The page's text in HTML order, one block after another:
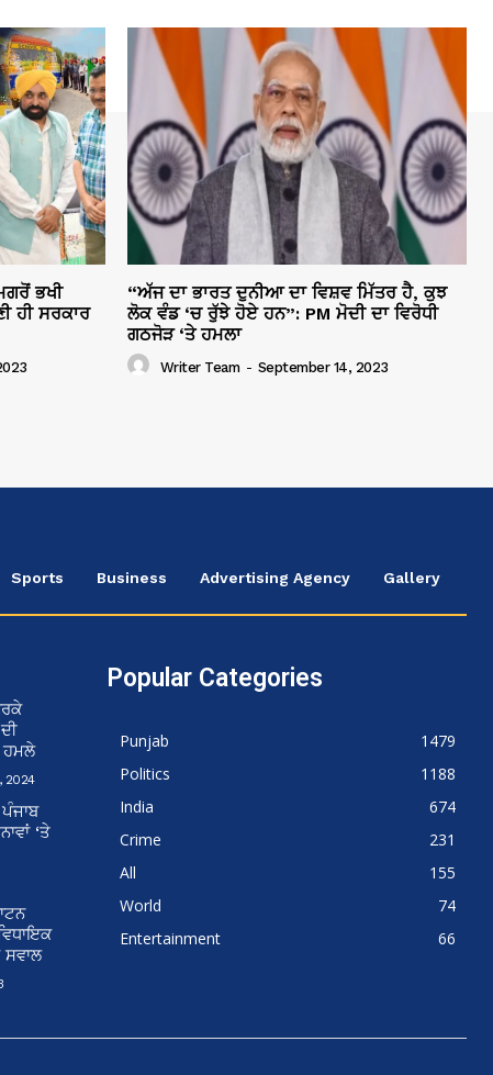
ਭਖੀ
ਹੀ ਸਰਕਾਰ
“ਅੱਜ ਦਾ ਭਾਰਤ ਦੁਨੀਆ ਦਾ ਵਿਸ਼ਵ ਮਿੱਤਰ ਹੈ, ਕੁਝ
ਲੋਕ ਵੰਡ ‘ਚ ਰੁੱਝੇ ਹੋਏ ਹਨ”: PM ਮੋਦੀ ਦਾ ਵਿਰੋਧੀ
ਗਠਜੋੜ ‘ਤੇ ਹਮਲਾ
Writer Team - September 14, 2023
Sports Business Advertising Agency Gallery
ਹਮਲੇ
2024
ਪੰਜਾਬ
‘ਤੇ
Popular Categories
Punjab
1479
Politics
1188
India
674
Crime
231
All
155
World
74
Entertainment
66